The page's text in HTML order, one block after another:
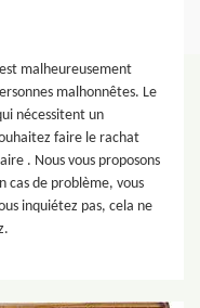
malheureusement
malhonnêtes. Le
nécessitent un
faire le rachat
. Nous vous proposons
cas de problème, vous
inquiétez pas, cela ne